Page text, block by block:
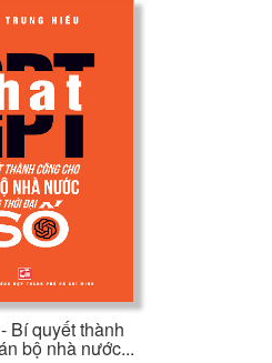
Bí quyết thành
bộ nhà nước...